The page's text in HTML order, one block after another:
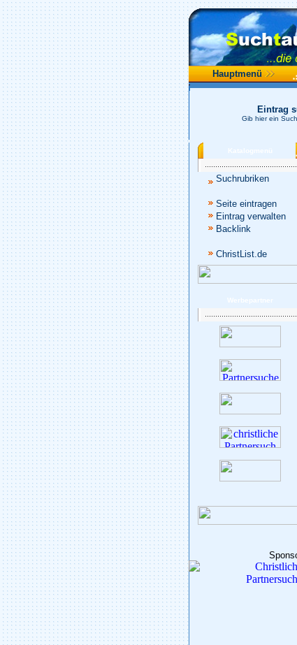
Hauptmenü
Eintrag
Gib hier ein
Katalogmenü
Suchrubriken
Seite eintragen
Eintrag verwalten
Backlink
ChristList.de
Werbepartner